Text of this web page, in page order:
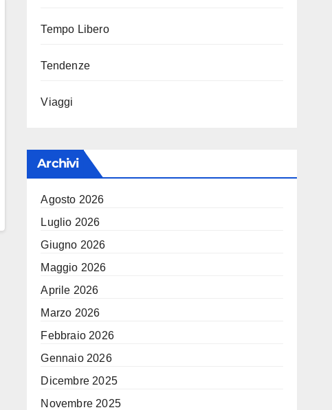
Tempo Libero
Tendenze
Viaggi
Archivi
Agosto 2026
Luglio 2026
Giugno 2026
Maggio 2026
Aprile 2026
Marzo 2026
Febbraio 2026
Gennaio 2026
Dicembre 2025
Novembre 2025